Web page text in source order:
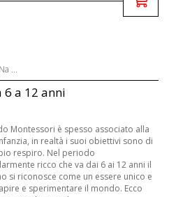
Na ...
a 12 anni
Montessori è spesso associato alla
in realtà i suoi obiettivi sono di
respiro. Nel periodo
ricco che va dai 6 ai 12 anni il
si riconosce come un essere unico e
e sperimentare il mondo. Ecco